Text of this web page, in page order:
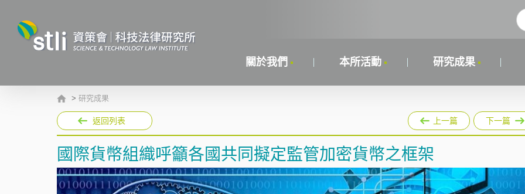
關於我們 本所活動 研究成果
> 研究成果
返回列表 上一篇 下一篇
國際貨幣組織呼籲各國共同擬定監管加密貨幣之框架